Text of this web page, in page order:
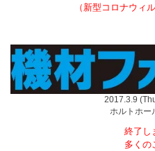
（新型コロナウィ
2017.3.9
ホルトホー
終了し
多くの